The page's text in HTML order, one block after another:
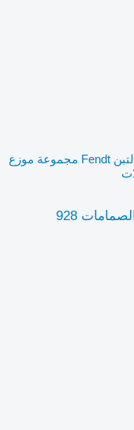
عجلة مشط التبن Fendt مجموعة موزع
عجلة مشط التبن Fendt مجموعة موزع الصمامات 928